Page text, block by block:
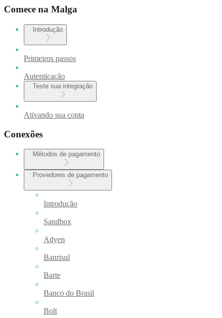
Comece na Malga
Introdução
Primeiros passos
Autenticação
Teste sua integração
Ativando sua conta
Conexões
Métodos de pagamento
Provedores de pagamento
Introdução
Sandbox
Adyen
Banrisul
Barte
Banco do Brasil
Bolt